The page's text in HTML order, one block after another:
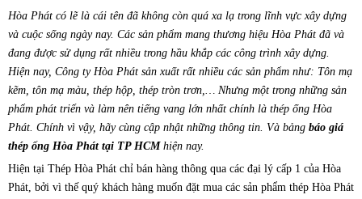
Hòa Phát có lẽ là cái tên đã không còn quá xa lạ trong lĩnh vực xây dựng
và cuộc sống ngày nay. Các sản phẩm mang thương hiệu Hòa Phát đã và
đang được sử dụng rất nhiều trong hầu khắp các công trình xây dựng.
Hiện nay, Công ty Hòa Phát sản xuất rất nhiều các sản phẩm như: Tôn mạ
kẽm, tôn mạ màu, thép hộp, thép tròn trơn,… Nhưng một trong những sản
phẩm phát triển và làm nên tiếng vang lớn nhất chính là thép ống Hòa
Phát. Chính vì vậy, hãy cùng cập nhật những thông tin. Và bảng báo giá
thép ống Hòa Phát tại TP HCMhiện nay.
Hiện tại Thép Hòa Phát chỉ bán hàng thông qua các đại lý cấp 1 của Hòa
Phát, bởi vì thế quý khách hàng muốn đặt mua các sản phẩm thép Hòa Phát